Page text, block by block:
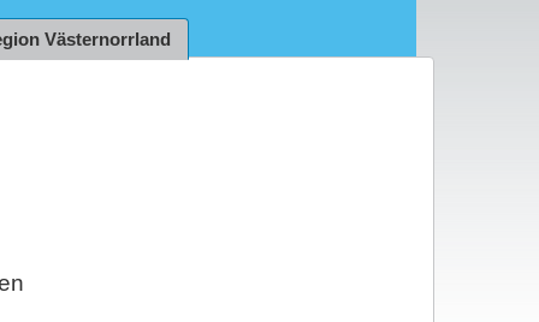
Västernorrland